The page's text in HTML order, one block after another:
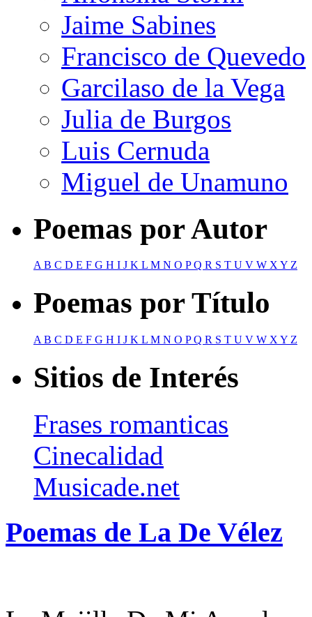
Jaime Sabines
Francisco de Quevedo
Garcilaso de la Vega
Julia de Burgos
Luis Cernuda
Miguel de Unamuno
Poemas por Autor
AB C D E F G H I J K L M N O PQ R S T U V W XY Z
Poemas por Título
A B C D E F G H I J K L M N O PQ R S T U V W X Y Z
Sitios de Interés
Frases romanticas
Cinecalidad
Musicade.net
Poemas de La De Vélez